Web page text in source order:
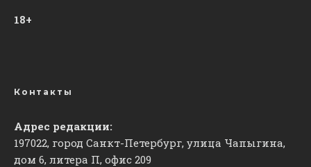
18+
Контакты
Адрес редакции:
197022, город Санкт-Петербург, улица Чапыгина,
дом 6, литера П, офис 209